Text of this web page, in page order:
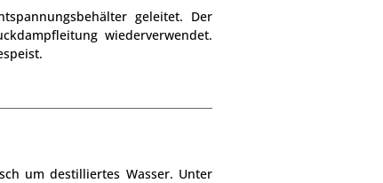
geleitet. Der
wiederverwendet.
um destilliertes Wasser. Unter